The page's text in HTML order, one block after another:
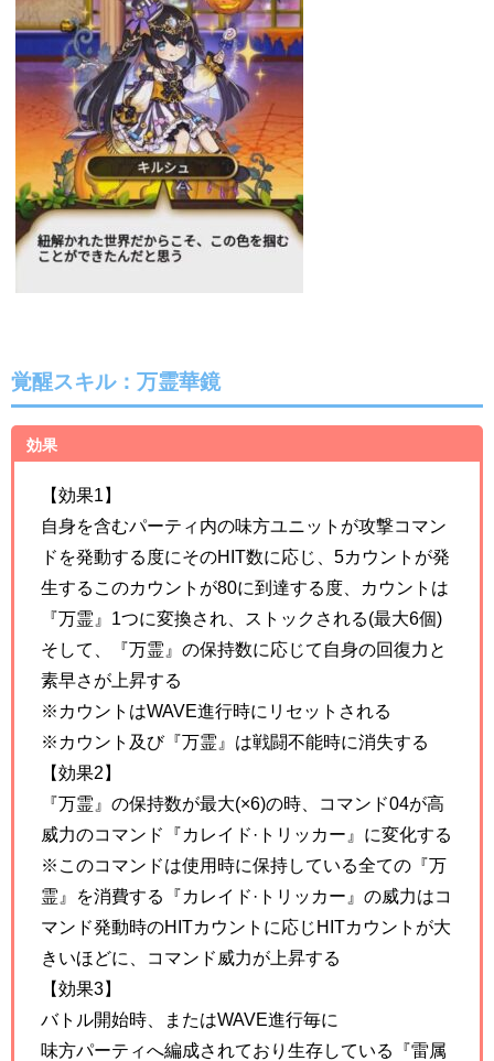
覚醒スキル：万霊華鏡
効果
【効果1】
自身を含むパーティ内の味方ユニットが攻撃コマン
ドを発動する度にそのHIT数に応じ、5カウントが発
生するこのカウントが80に到達する度、カウントは
『万霊』1つに変換され、ストックされる(最大6個)
そして、『万霊』の保持数に応じて自身の回復力と
素早さが上昇する
※カウントはWAVE進行時にリセットされる
※カウント及び『万霊』は戦闘不能時に消失する
【効果2】
『万霊』の保持数が最大(×6)の時、コマンド04が高
威力のコマンド『カレイド·トリッカー』に変化する
※このコマンドは使用時に保持している全ての『万
霊』を消費する『カレイド·トリッカー』の威力はコ
マンド発動時のHITカウントに応じHITカウントが大
きいほどに、コマンド威力が上昇する
【効果3】
バトル開始時、またはWAVE進行毎に
味方パーティへ編成されており生存している『雷属